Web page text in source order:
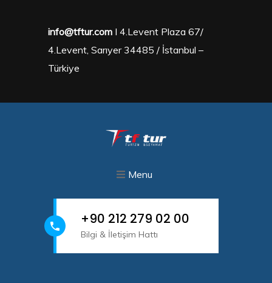
info@tftur.com I 4.Levent Plaza 67/
4.Levent, Sarıyer 34485 / İstanbul –
Türkiye
Menu
+90 212 279 02 00
Bilgi & İletişim Hattı